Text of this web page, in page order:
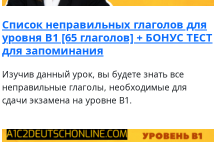
Список неправильных глаголов для
уровня В1 [65 глаголов] + БОНУС ТЕСТ
для запоминания
Изучив данный урок, вы будете знать все
неправильные глаголы, необходимые для
сдачи экзамена на уровне B1.